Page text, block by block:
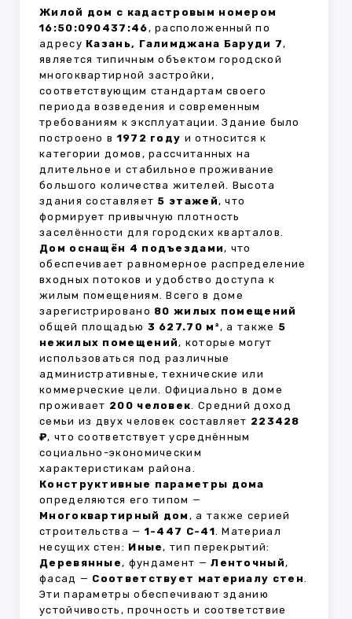
Жилой дом с кадастровым номером
16:50:090437:46, расположенный по
адресу Казань, Галимджана Баруди 7,
является типичным объектом городской
многоквартирной застройки,
соответствующим стандартам своего
периода возведения и современным
требованиям к эксплуатации. Здание было
построено в 1972 году и относится к
категории домов, рассчитанных на
длительное и стабильное проживание
большого количества жителей. Высота
здания составляет 5 этажей, что
формирует привычную плотность
заселённости для городских кварталов.
Дом оснащён 4 подъездами, что
обеспечивает равномерное распределение
входных потоков и удобство доступа к
жилым помещениям. Всего в доме
зарегистрировано 80 жилых помещений
общей площадью 3 627.70 м², а также 5
нежилых помещений, которые могут
использоваться под различные
административные, технические или
коммерческие цели. Официально в доме
проживает 200 человек. Средний доход
семьи из двух человек составляет 223428
₽, что соответствует усреднённым
социально-экономическим
характеристикам района.
Конструктивные параметры дома
определяются его типом —
Многоквартирный дом , а также серией
строительства — 1-447 С-41. Материал
несущих стен: Иные, тип перекрытий:
Деревянные, фундамент —Ленточный,
фасад — Соответствует материалу стен.
Эти параметры обеспечивают зданию
устойчивость, прочность и соответствие